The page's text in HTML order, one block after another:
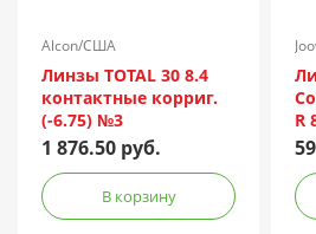
Alcon/США
Линзы TOTAL 30 8.4
контактные корриг.
(-6.75) №3
1 876.50 руб.
В корзину
R